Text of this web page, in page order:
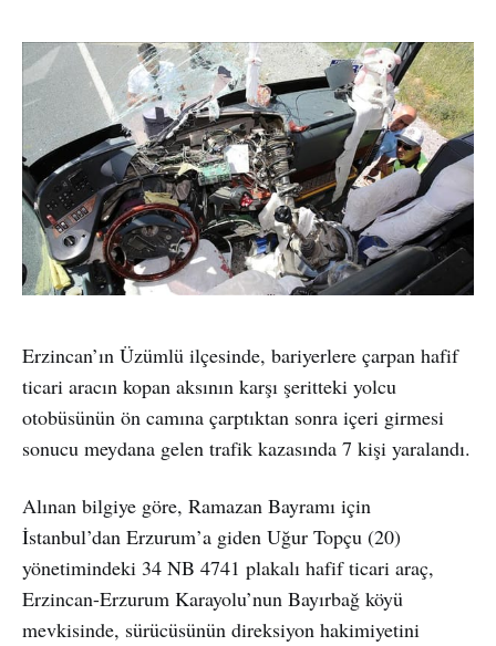
Erzincan’ın Üzümlü ilçesinde, bariyerlere çarpan hafif
ticari aracın kopan aksının karşı şeritteki yolcu
otobüsünün ön camına çarptıktan sonra içeri girmesi
sonucu meydana gelen trafik kazasında 7 kişi yaralandı.
Alınan bilgiye göre, Ramazan Bayramı için
İstanbul’dan Erzurum’a giden Uğur Topçu (20)
yönetimindeki 34 NB 4741 plakalı hafif ticari araç,
Erzincan-Erzurum Karayolu’nun Bayırbağ köyü
mevkisinde, sürücüsünün direksiyon hakimiyetini